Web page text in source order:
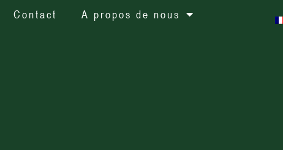
Contact A propos de nous